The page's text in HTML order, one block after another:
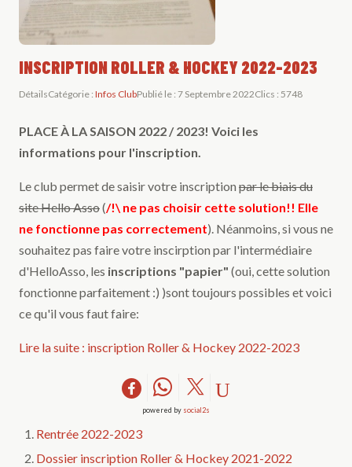
INSCRIPTION ROLLER & HOCKEY 2022-2023
DétailsCatégorie : Infos ClubPublié le : 7 Septembre 2022Clics : 5748
PLACE À LA SAISON 2022 / 2023! Voici les
informations pour l'inscription.
Le club permet de saisir votre inscription par le biais du
site Hello Asso(/!\ ne pas choisir cette solution!! Elle
ne fonctionne pas correctement). Néanmoins, si vous ne
souhaitez pas faire votre inscirption par l'intermédiaire
d'HelloAsso, les inscriptions "papier" (oui, cette solution
fonctionne parfaitement :) )sont toujours possibles et voici
ce qu'il vous faut faire:
Lire la suite : inscription Roller & Hockey 2022-2023
powered by social2s
Rentrée 2022-2023
Dossier inscription Roller & Hockey 2021-2022